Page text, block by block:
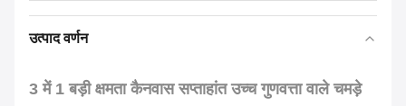
उत्पाद वर्णन
3 में 1 बड़ी क्षमता कैनवास सप्ताहांत उच्च गुणवत्ता वाले चमड़े